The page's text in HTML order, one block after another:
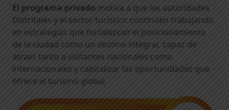
El programa privado motiva a que las autoridades
Distritales y el sector turístico continúen trabajando
en estrategias que fortalezcan el posicionamiento
de la ciudad como un destino integral, capaz de
atraer tanto a visitantes nacionales como
internacionales y capitalizar las oportunidades que
ofrece el turismo global.